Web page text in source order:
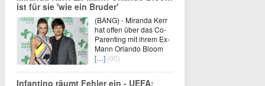
ist für sie 'wie ein Bruder'
(BANG) - Miranda Kerr
hat offen über das Co-
Parenting mit ihrem Ex-
Mann Orlando Bloom
[…] (00)
Infantino räumt Fehler ein - UEFA: